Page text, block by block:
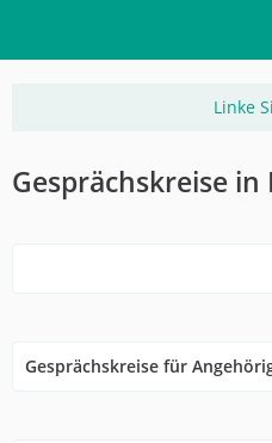
Gesprächskreise
Gesprächskreise für